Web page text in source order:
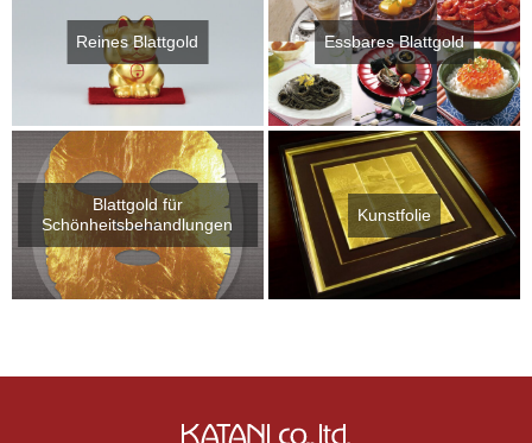
Reines Blattgold Essbares Blattgold
Blattgold für
Schönheitsbehandlungen
Kunstfolie